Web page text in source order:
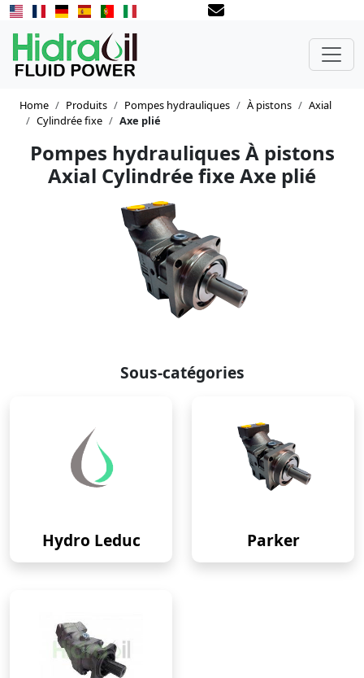
Home Produits Pompes hydrauliques À pistons
Axial
Cylindrée fixe
Axe plié
Pompes hydrauliques À pistons
Axial Cylindrée fixe Axe plié
Sous-catégories
Hydro Leduc Parker